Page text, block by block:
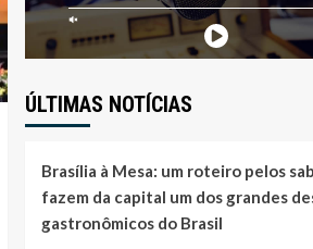
ÚLTIMAS NOTÍCIAS
Brasília à Mesa: um roteiro pelos
fazem da capital um dos grandes
gastronômicos do Brasil